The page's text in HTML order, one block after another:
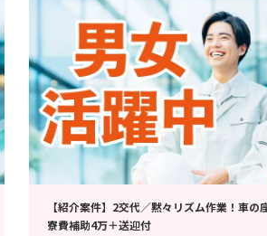
【紹介案件】2交代／黙々リズム作業！車の
寮費補助4万＋送迎付